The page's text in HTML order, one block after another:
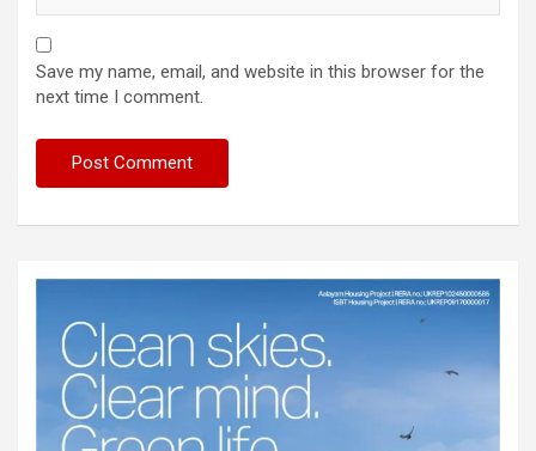
Save my name, email, and website in this browser for the
next time I comment.